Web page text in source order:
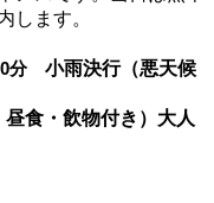
します。
分 小雨決行（悪天候
食・飲物付き）大人